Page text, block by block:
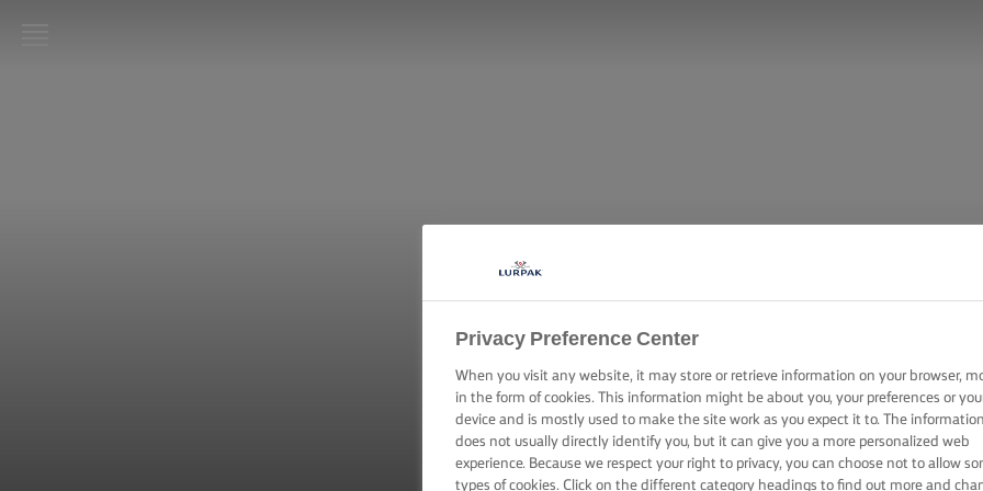
Privacy Preference Center
When you visit any website, it may store or retrieve information on your browser,
in the form of cookies. This information might be about you, your preferences or
device and is mostly used to make the site work as you expect it to. The information
does not usually directly identify you, but it can give you a more personalized web
experience. Because we respect your right to privacy, you can choose not to allow
types of cookies. Click on the different category headings to find out more and